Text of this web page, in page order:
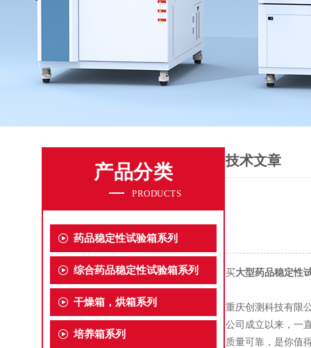
产品分类
PRODUCTS
药品稳定性试验箱系列
综合药品稳定性试验箱系列
干燥箱，烘箱系列
培养箱系列
技术文章
买大型药品稳定性
重庆创测科技有限
公司成立以来，一
质量可靠，是你值